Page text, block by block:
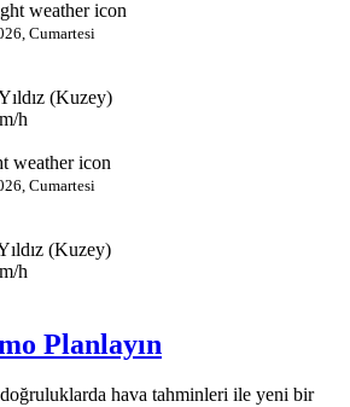
Cumartesi
(Kuzey)
h
Cumartesi
(Kuzey)
h
Planlayın
hava tahminleri ile yeni bir